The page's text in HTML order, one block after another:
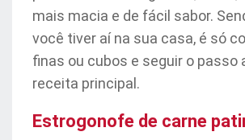
mais macia e de fácil sabor.
você tiver aí na sua casa, é só
finas ou cubos e seguir o passo
receita principal.
Estrogonofe de carne